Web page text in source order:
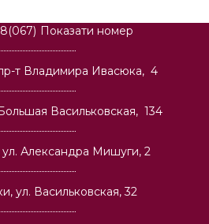
Показати номер
т Владимира Ивасюка, 4
Васильковская, 134
ул. Александра Мишуги, 2
ул. Васильковская, 32